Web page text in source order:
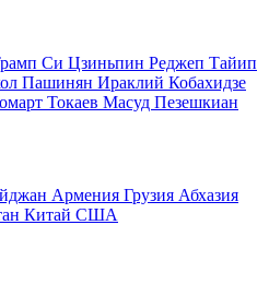
Си Цзиньпин Реджеп Тайип
Пашинян Ираклий Кобахидзе
Токаев Масуд Пезешкиан
Армения Грузия Абхазия
Китай США